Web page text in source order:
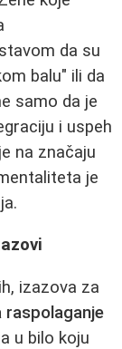
da su
balu" ili da
samo da je
i uspeh
na značaju
je
izazova za
raspolaganje
u bilo koju